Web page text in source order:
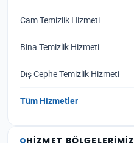
Cam Temizlik Hizmeti
Bina Temizlik Hizmeti
Dış Cephe Temizlik Hizmeti
Tüm Hizmetler